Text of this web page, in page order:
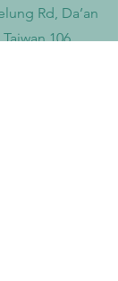
Rd, Da’an
106